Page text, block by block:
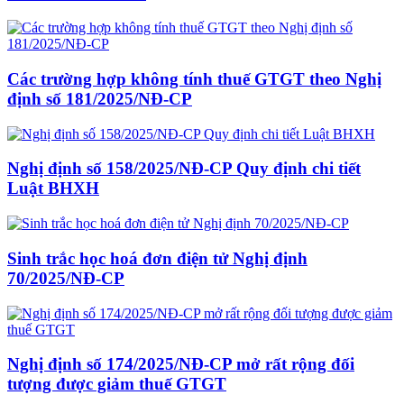
Các trường hợp không tính thuế GTGT theo Nghị
định số 181/2025/NĐ-CP
Nghị định số 158/2025/NĐ-CP Quy định chi tiết
Luật BHXH
Sinh trắc học hoá đơn điện tử Nghị định
70/2025/NĐ-CP
Nghị định số 174/2025/NĐ-CP mở rất rộng đối
tượng được giảm thuế GTGT